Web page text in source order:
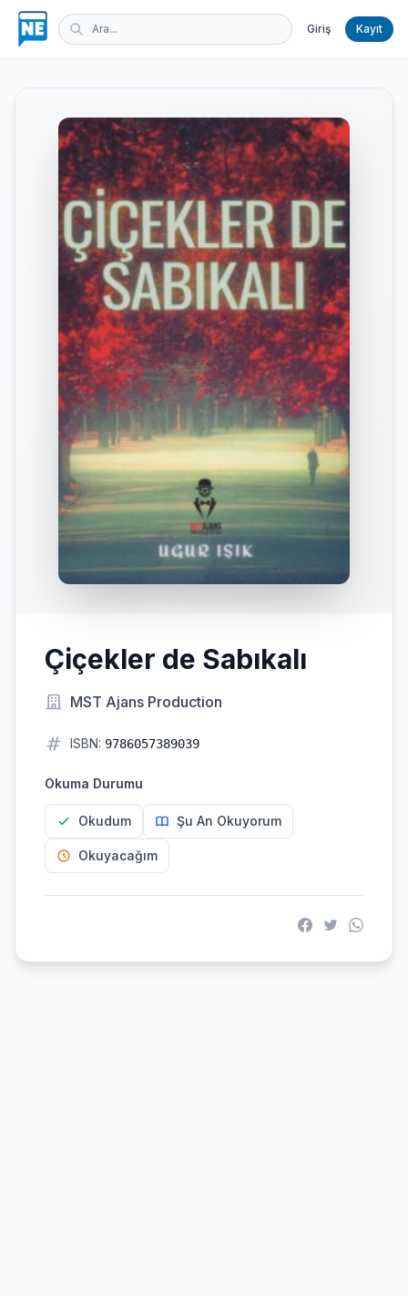
Giriş Kayıt
Çiçekler de Sabıkalı
MST Ajans Production
ISBN: 9786057389039
Okuma Durumu
Okudum Şu An Okuyorum
Okuyacağım